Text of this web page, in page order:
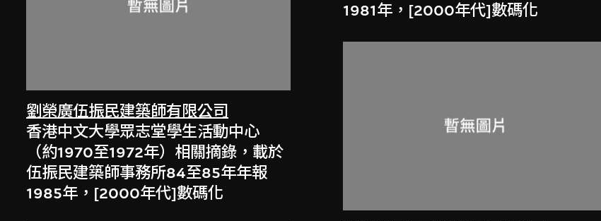
劉榮廣伍振民建築師有限公司
香港中文大學眾志堂學生活動中心
（約1970至1972年）相關摘錄，載於
伍振民建築師事務所84至85年年報
1985年，[2000年代]數碼化
1981年，[2000年代]數碼化